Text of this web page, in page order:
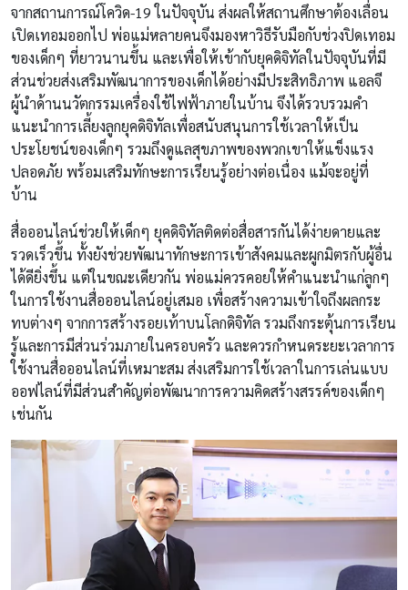
จากสถานการณ์โควิด-19 ในปัจจุบัน ส่งผลให้สถานศึกษาต้องเลื่อน
เปิดเทอมออกไป พ่อแม่หลายคนจึงมองหาวิธีรับมือกับช่วงปิดเทอม
ของเด็กๆ ที่ยาวนานขึ้น และเพื่อให้เข้ากับยุคดิจิทัลในปัจจุบันที่มี
ส่วนช่วยส่งเสริมพัฒนาการของเด็กได้อย่างมีประสิทธิภาพ แอลจี
ผู้นำด้านนวัตกรรมเครื่องใช้ไฟฟ้าภายในบ้าน จึงได้รวบรวมคำ
แนะนำการเลี้ยงลูกยุคดิจิทัลเพื่อสนับสนุนการใช้เวลาให้เป็น
ประโยชน์ของเด็กๆ รวมถึงดูแลสุขภาพของพวกเขาให้แข็งแรง
ปลอดภัย พร้อมเสริมทักษะการเรียนรู้อย่างต่อเนื่อง แม้จะอยู่ที่
บ้าน
สื่อออนไลน์ช่วยให้เด็กๆ ยุคดิจิทัลติดต่อสื่อสารกันได้ง่ายดายและ
รวดเร็วขึ้น ทั้งยังช่วยพัฒนาทักษะการเข้าสังคมและผูกมิตรกับผู้อื่น
ได้ดียิ่งขึ้น แต่ในขณะเดียวกัน พ่อแม่ควรคอยให้คำแนะนำแก่ลูกๆ
ในการใช้งานสื่อออนไลน์อยู่เสมอ เพื่อสร้างความเข้าใจถึงผลกระ
ทบต่างๆ จากการสร้างรอยเท้าบนโลกดิจิทัล รวมถึงกระตุ้นการเรียน
รู้และการมีส่วนร่วมภายในครอบครัว และควรกำหนดระยะเวลาการ
ใช้งานสื่อออนไลน์ที่เหมาะสม ส่งเสริมการใช้เวลาในการเล่นแบบ
ออฟไลน์ที่มีส่วนสำคัญต่อพัฒนาการความคิดสร้างสรรค์ของเด็กๆ
เช่นกัน